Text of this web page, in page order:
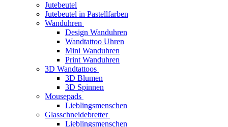
Jutebeutel
Jutebeutel in Pastellfarben
Wanduhren
Design Wanduhren
Wandtattoo Uhren
Mini Wanduhren
Print Wanduhren
3D Wandtattoos
3D Blumen
3D Spinnen
Mousepads
Lieblingsmenschen
Glasschneidebretter
Lieblingsmenschen